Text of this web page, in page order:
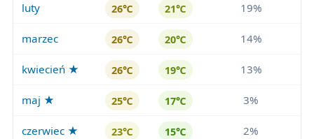
luty 26℃ 21℃ 19%
marzec 26℃ 20℃ 14%
kwiecień ★ 26℃ 19℃ 13%
maj ★ 25℃ 17℃ 3%
czerwiec ★ 23℃ 15℃ 2%